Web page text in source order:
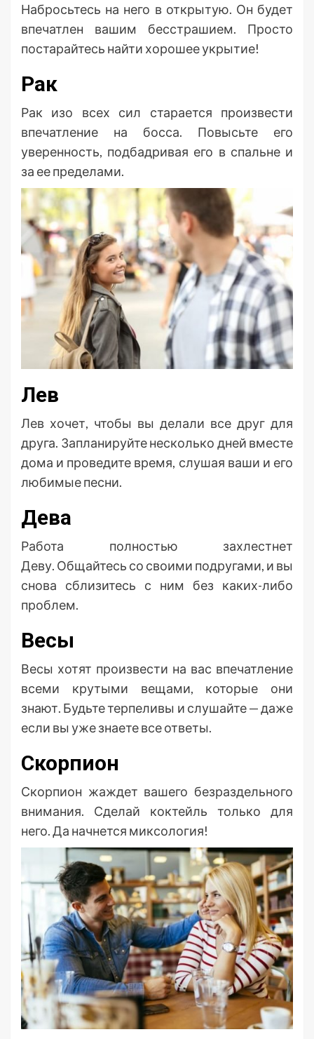
Набросьтесь на него в открытую. Он будет
впечатлен вашим бесстрашием. Просто
постарайтесь найти хорошее укрытие!
Рак
Рак изо всех сил старается произвести
впечатление на босса. Повысьте его
уверенность, подбадривая его в спальне и
за ее пределами.
Лев
Лев хочет, чтобы вы делали все друг для
друга. Запланируйте несколько дней вместе
дома и проведите время, слушая ваши и его
любимые песни.
Дева
Работа полностью захлестнет
Деву. Общайтесь со своими подругами, и вы
снова сблизитесь с ним без каких-либо
проблем.
Весы
Весы хотят произвести на вас впечатление
всеми крутыми вещами, которые они
знают. Будьте терпеливы и слушайте — даже
если вы уже знаете все ответы.
Скорпион
Скорпион жаждет вашего безраздельного
внимания. Сделай коктейль только для
него. Да начнется миксология!